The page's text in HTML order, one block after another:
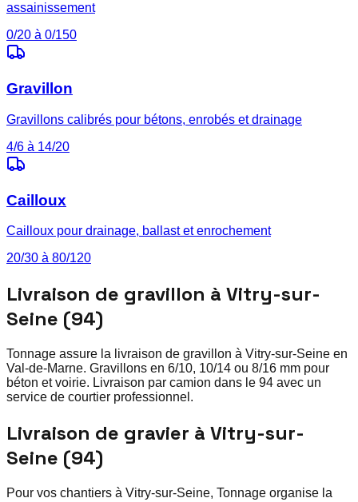
assainissement
0/20 à 0/150
Gravillon
Gravillons calibrés pour bétons, enrobés et drainage
4/6 à 14/20
Cailloux
Cailloux pour drainage, ballast et enrochement
20/30 à 80/120
Livraison de gravillon à Vitry-sur-
Seine (94)
Tonnage assure la livraison de gravillon à Vitry-sur-Seine en
Val-de-Marne. Gravillons en 6/10, 10/14 ou 8/16 mm pour
béton et voirie. Livraison par camion dans le 94 avec un
service de courtier professionnel.
Livraison de gravier à Vitry-sur-
Seine (94)
Pour vos chantiers à Vitry-sur-Seine, Tonnage organise la